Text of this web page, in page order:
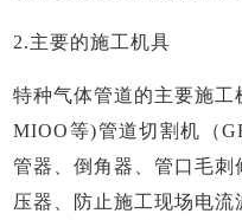
2.主要的施工机具
特种气体管道的主要施工
MIOO等)管道切割机（
管器、倒角器、管口毛
压器、防止施工现场电